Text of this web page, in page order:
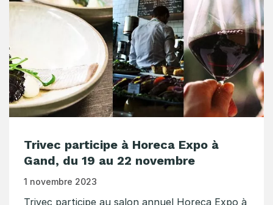
Trivec participe à Horeca Expo à
Gand, du 19 au 22 novembre
1 novembre 2023
Trivec participe au salon annuel Horeca Expo à